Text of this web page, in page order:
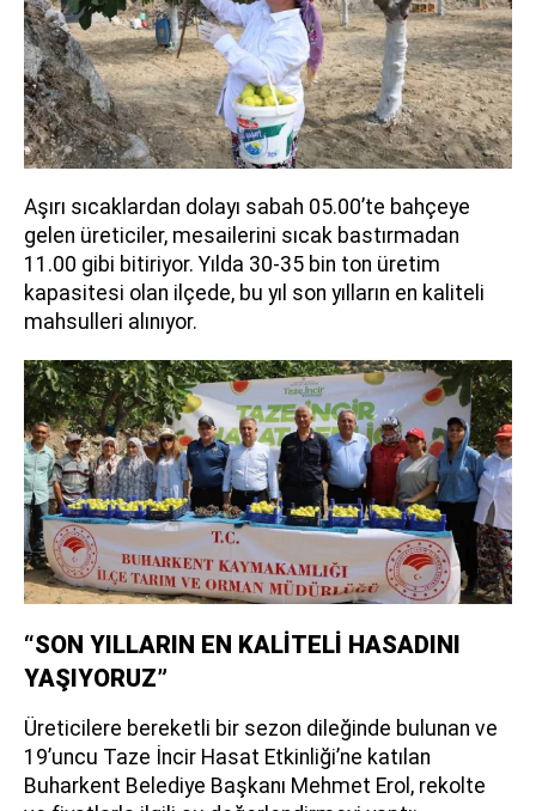
Aşırı sıcaklardan dolayı sabah 05.00’te bahçeye
gelen üreticiler, mesailerini sıcak bastırmadan
11.00 gibi bitiriyor. Yılda 30-35 bin ton üretim
kapasitesi olan ilçede, bu yıl son yılların en kaliteli
mahsulleri alınıyor.
“SON YILLARIN EN KALİTELİ HASADINI
YAŞIYORUZ”
Üreticilere bereketli bir sezon dileğinde bulunan ve
19’uncu Taze İncir Hasat Etkinliği’ne katılan
Buharkent Belediye Başkanı Mehmet Erol, rekolte